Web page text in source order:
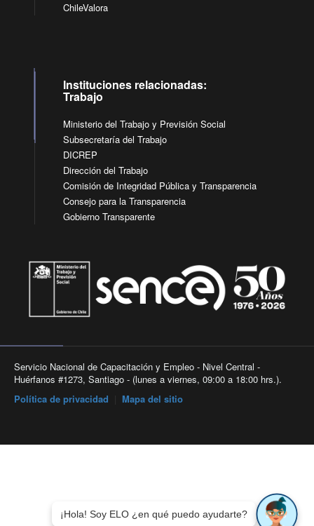
ChileValora
Instituciones relacionadas:
Trabajo
Ministerio del Trabajo y Previsión Social
Subsecretaría del Trabajo
DICREP
Dirección del Trabajo
Comisión de Integridad Pública y Transparencia
Consejo para la Transparencia
Gobierno Transparente
Servicio Nacional de Capacitación y Empleo - Nivel Central -
Huérfanos #1273, Santiago - (lunes a viernes, 09:00 a 18:00 hrs.).
Política de privacidad
Mapa del sitio
¡Hola! Soy ELO ¿en qué puedo ayudarte?